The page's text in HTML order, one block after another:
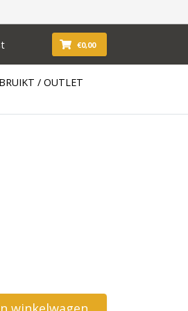
€0,00
/ OUTLET